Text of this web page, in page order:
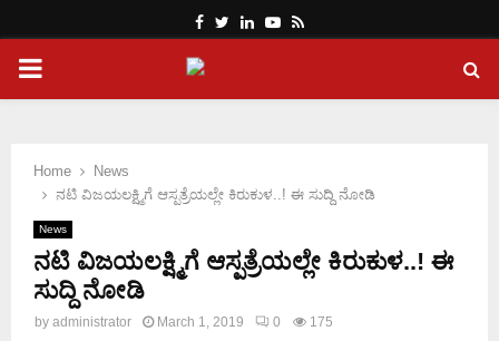
Facebook
Twitter
LinkedinYoutube
Rss
PRIMARY
Home
News
ನಟಿ ವಿಜಯಲಕ್ಷ್ಮಿಗೆ ಆಸ್ಪತ್ರೆಯಲ್ಲೇ ಕಿರುಕುಳ..! ಈ ಸುದ್ದಿ ನೋಡಿ
News
ನಟಿ ವಿಜಯಲಕ್ಷ್ಮಿಗೆ ಆಸ್ಪತ್ರೆಯಲ್ಲೇ ಕಿರುಕುಳ..! ಈ
ಸುದ್ದಿ ನೋಡಿ
by administrator March 1, 2019 0 175